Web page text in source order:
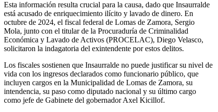
Esta información resulta crucial para la causa, dado que Insaurralde
está acusado de enriquecimiento ilícito y lavado de dinero. En
octubre de 2024, el fiscal federal de Lomas de Zamora, Sergio
Mola, junto con el titular de la Procuraduría de Criminalidad
Económica y Lavado de Activos (PROCELAC), Diego Velasco,
solicitaron la indagatoria del exintendente por estos delitos.
Los fiscales sostienen que Insaurralde no puede justificar su nivel de
vida con los ingresos declarados como funcionario público, que
incluyen cargos en la Municipalidad de Lomas de Zamora, su
intendencia, su paso como diputado nacional y su último cargo
como jefe de Gabinete del gobernador Axel Kicillof.